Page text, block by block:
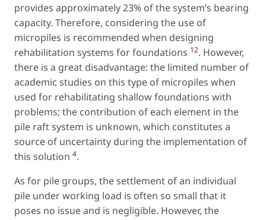
provides approximately 23% of the system’s bearing
capacity. Therefore, considering the use of
micropiles is recommended when designing
rehabilitation systems for foundations 12. However,
there is a great disadvantage: the limited number of
academic studies on this type of micropiles when
used for rehabilitating shallow foundations with
problems; the contribution of each element in the
pile raft system is unknown, which constitutes a
source of uncertainty during the implementation of
this solution 4.
As for pile groups, the settlement of an individual
pile under working load is often so small that it
poses no issue and is negligible. However, the